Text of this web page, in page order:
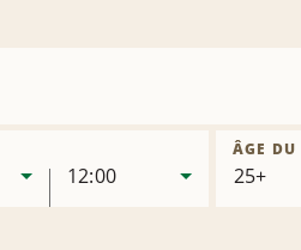
12:00
ÂGE